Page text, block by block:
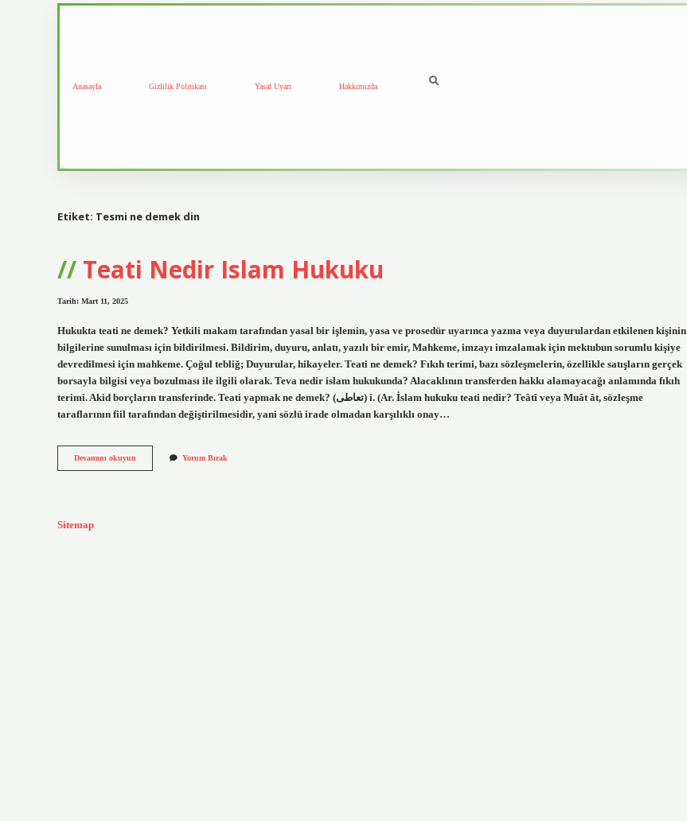
Anasayfa Gizlilik Politikası Yasal Uyarı Hakkımızda
Etiket: Tesmi ne demek din
Teati Nedir Islam Hukuku
Tarih: Mart 11, 2025
Hukukta teati ne demek? Yetkili makam tarafından yasal bir işlemin, yasa ve prosedür uyarınca yazma veya duyurulardan etkilenen kişinin
bilgilerine sunulması için bildirilmesi. Bildirim, duyuru, anlatı, yazılı bir emir, Mahkeme, imzayı imzalamak için mektubun sorumlu kişiye
devredilmesi için mahkeme. Çoğul tebliğ; Duyurular, hikayeler. Teati ne demek? Fıkıh terimi, bazı sözleşmelerin, özellikle satışların gerçek
borsayla bilgisi veya bozulması ile ilgili olarak. Teva nedir islam hukukunda? Alacaklının transferden hakkı alamayacağı anlamında fıkıh
terimi. Akid borçların transferinde. Teati yapmak ne demek? (ﺗﻌﺎﻃﻰ) i. (Ar. İslam hukuku teati nedir? Teâtî veya Muât ât, sözleşme
taraflarının fiil tarafından değiştirilmesidir, yani sözlü irade olmadan karşılıklı onay…
Devamını okuyun
Nedir
Yorum Bırak
Sitemap